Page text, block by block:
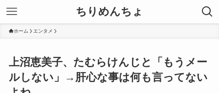
ちりめんちょ
ホーム エンタメ
上沼恵美子、たむらけんじと「もうメー
ルしない」→肝心な事は何も言ってない